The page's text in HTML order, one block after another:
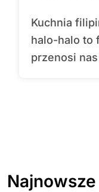
Kuchnia filipińska – adobo, lumpia i
halo-halo to
przenosi